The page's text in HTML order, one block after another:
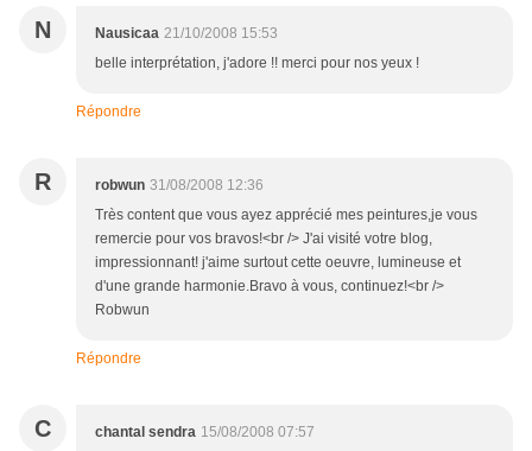
N Nausicaa 21/10/2008 15:53
belle interprétation, j'adore !! merci pour nos yeux !
Répondre
R robwun 31/08/2008 12:36
Très content que vous ayez apprécié mes peintures,je vous
remercie pour vos bravos!<br /> J'ai visité votre blog,
impressionnant! j'aime surtout cette oeuvre, lumineuse et
d'une grande harmonie.Bravo à vous, continuez!<br />
Robwun
Répondre
C chantal sendra 15/08/2008 07:57